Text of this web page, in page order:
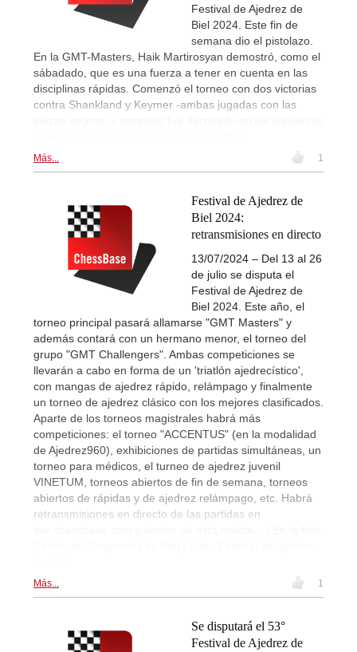
Festival de Ajedrez de
Biel 2024. Este fin de
semana dio el pistolazo.
En la GMT-Masters, Haik Martirosyan demostró, como el
sábadado, que es una fuerza a tener en cuenta en las
disciplinas rápidas. Comenzó el torneo con dos victorias
contra Shankland y Keymer -ambas jugadas con las
Más... 1
Festival de Ajedrez de
Biel 2024:
retransmisiones en directo
13/07/2024 – Del 13 al 26
de julio se disputa el
Festival de Ajedrez de
Biel 2024. Este año, el
torneo principal pasará allamarse "GMT Masters" y
además contará con un hermano menor, el torneo del
grupo "GMT Challengers". Ambas competiciones se
llevarán a cabo en forma de un 'triatlón ajedrecístico',
con mangas de ajedrez rápido, relámpago y finalmente
un torneo de ajedrez clásico con los mejores clasificados.
Aparte de los torneos magistrales habrá más
competiciones: el torneo "ACCENTUS" (en la modalidad
de Ajedrez960), exhibiciones de partidas simultáneas, un
torneo para médicos, el turneo de ajedrez juvenil
VINETUM, torneos abiertos de fin de semana, torneos
abiertos de rápidas y de ajedrez relámpago, etc. Habrá
retransmisiones en directo de las partidas en
Más... 1
Se disputará el 53°
Festival de Ajedrez de